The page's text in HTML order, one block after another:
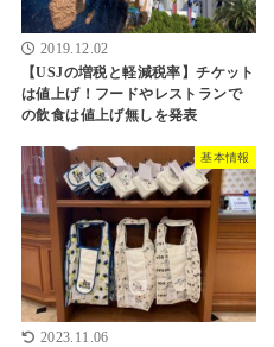
2019.12.02
【USJの増税と軽減税率】チケット
は値上げ！フードやレストランで
の飲食は値上げ無しを発表
基本情報
2023.11.06